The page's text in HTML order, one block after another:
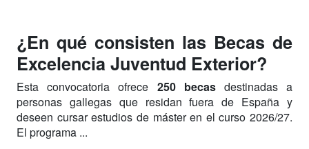
¿En qué consisten las Becas de
Excelencia Juventud Exterior?
Esta convocatoria ofrece 250 becasdestinadas a
personas gallegas que residan fuera de España y
deseen cursar estudios de máster en el curso 2026/27.
El programa ...